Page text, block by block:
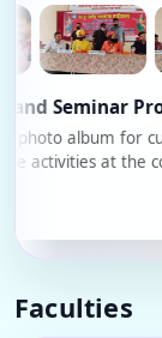
album for
at the college.
Faculties